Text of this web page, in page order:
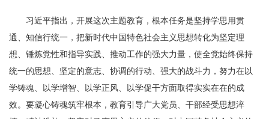
习近平指出，开展这次主题教育，根本任务是坚持学思用贯
通、知信行统一，把新时代中国特色社会主义思想转化为坚定理
想、锤炼党性和指导实践、推动工作的强大力量，使全党始终保持
统一的思想、坚定的意志、协调的行动、强大的战斗力，努力在以
学铸魂、以学增智、以学正风、以学促干方面取得实实在在的成
效。要凝心铸魂筑牢根本，教育引导广大党员、干部经受思想淬